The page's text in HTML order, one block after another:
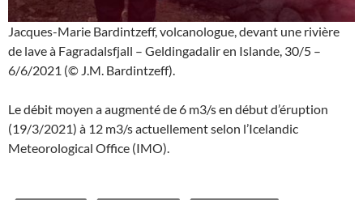
Jacques-Marie Bardintzeff, volcanologue, devant une rivière
de lave à Fagradalsfjall – Geldingadalir en Islande, 30/5 –
6/6/2021 (© J.M. Bardintzeff).
Le débit moyen a augmenté de 6 m3/s en début d’éruption
(19/3/2021) à 12 m3/s actuellement selon l’Icelandic
Meteorological Office (IMO).